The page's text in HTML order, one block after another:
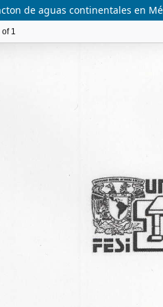
de aguas continentales en